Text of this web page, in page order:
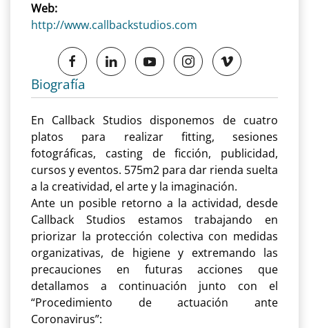
Web:
http://www.callbackstudios.com
Biografía
En Callback Studios disponemos de cuatro
platos para realizar fitting, sesiones
fotográficas, casting de ficción, publicidad,
cursos y eventos. 575m2 para dar rienda suelta
a la creatividad, el arte y la imaginación.
Ante un posible retorno a la actividad, desde
Callback Studios estamos trabajando en
priorizar la protección colectiva con medidas
organizativas, de higiene y extremando las
precauciones en futuras acciones que
detallamos a continuación junto con el
“Procedimiento de actuación ante
Coronavirus”: